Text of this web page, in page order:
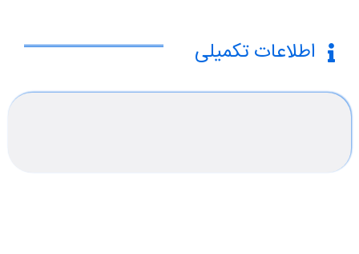
اطلاعات تکمیلی